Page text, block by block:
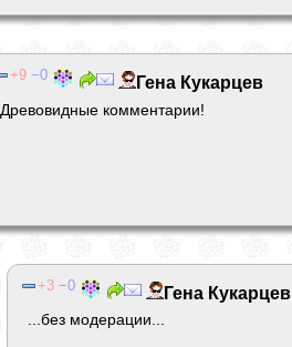
9 0 Гена Кукарцев
Древовидные комментарии!
3 0 Гена Кукарцев
...без модерации...